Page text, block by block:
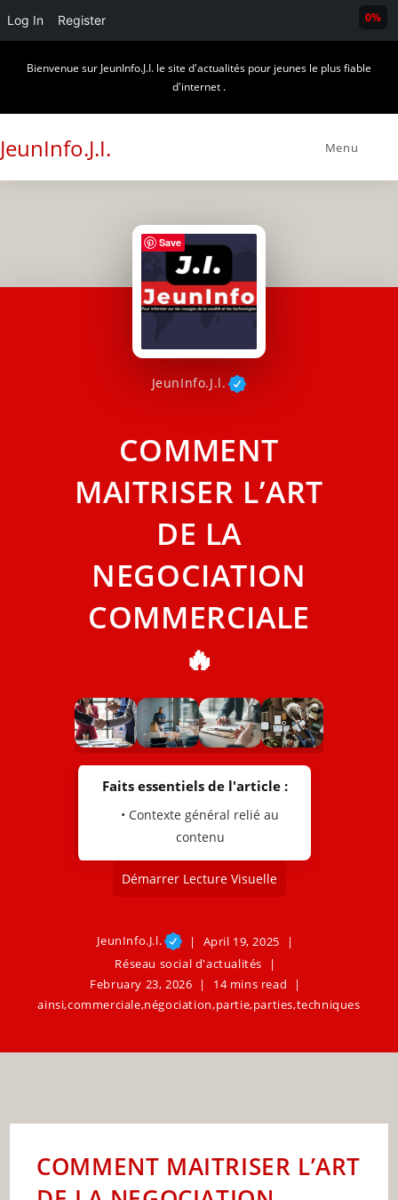
Log In Register
Bienvenue sur JeunInfo.J.I. le site d'actualités pour jeunes le plus fiable
d'internet .
JeunInfo.J.I. Menu
JeunInfo.J.l.
COMMENT
MAITRISER L’ART
DE LA
NEGOCIATION
COMMERCIALE
🔥
Faits essentiels de l'article :
• Contexte général relié au
contenu
Démarrer Lecture Visuelle
JeunInfo.J.l.
April 19, 2025
Réseau social d'actualités
February 23, 2026
14 mins read
ainsi,commerciale,négociation,partie,parties,techniques
COMMENT MAITRISER L’ART
0%
Save